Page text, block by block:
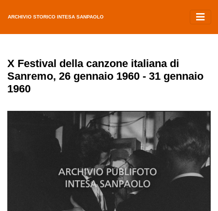
ARCHIVIO STORICO INTESA SANPAOLO
X Festival della canzone italiana di
Sanremo, 26 gennaio 1960 - 31 gennaio
1960